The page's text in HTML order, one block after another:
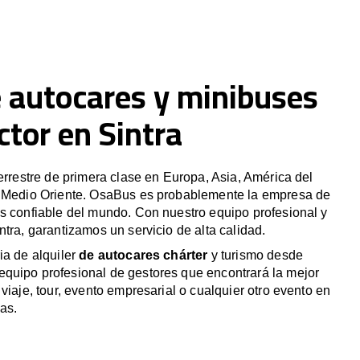
y minibuses
en Sintra
de primera clase en Europa, Asia, América del
Oriente. OsaBus es probablemente la empresa de
confiable del mundo. Con nuestro equipo profesional y
garantizamos un servicio de alta calidad.
de alquilerde autocares chárter y turismo desde
profesional de gestores que encontrará la mejor
tour, evento empresarial o cualquier otro evento en